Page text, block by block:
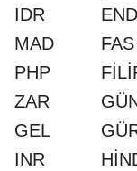
IDR
MAD
PHP
ZAR
GEL
INR